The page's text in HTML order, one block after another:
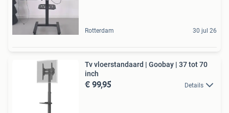
Rotterdam 30 jul 26
Tv vloerstandaard | Goobay | 37 tot 70
inch
€ 99,95 Details